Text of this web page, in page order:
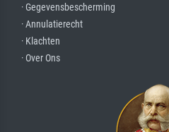
· Gegevensbescherming
· Annulatierecht
· Klachten
· Over Ons